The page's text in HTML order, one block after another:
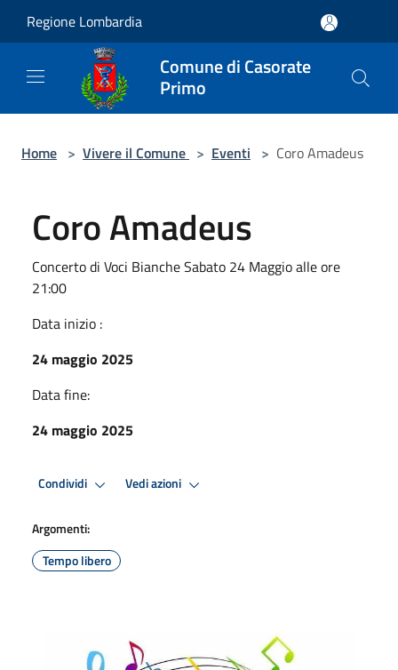
Regione Lombardia
Comune di Casorate
Primo
Home > Vivere il Comune > Eventi > Coro Amadeus
Coro Amadeus
Concerto di Voci Bianche Sabato 24 Maggio alle ore
21:00
Data inizio :
24 maggio 2025
Data fine:
24 maggio 2025
Condividi Vedi azioni
Argomenti:
Tempo libero